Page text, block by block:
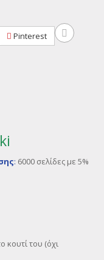
Pinterest
: 6000 σελίδες με 5%
κουτί του (όχι